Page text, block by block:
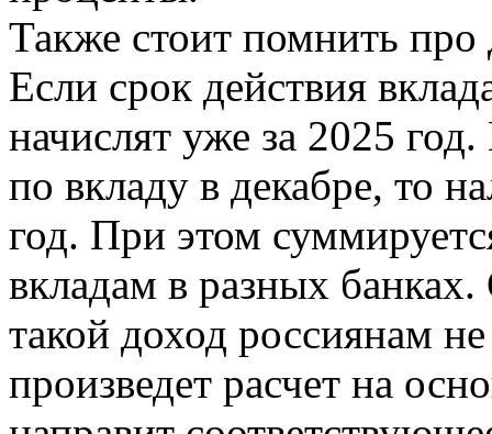
Также стоит помнить про
Если срок действия
начислят уже за 2025
по вкладу в декабре, то
год. При этом
вкладам в разных банках.
такой доход россиянам
произведет расчет на